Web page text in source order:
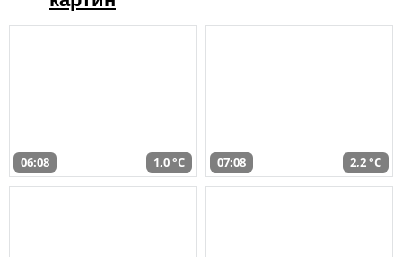
06:08 1,0 °C 07:08 2,2 °C